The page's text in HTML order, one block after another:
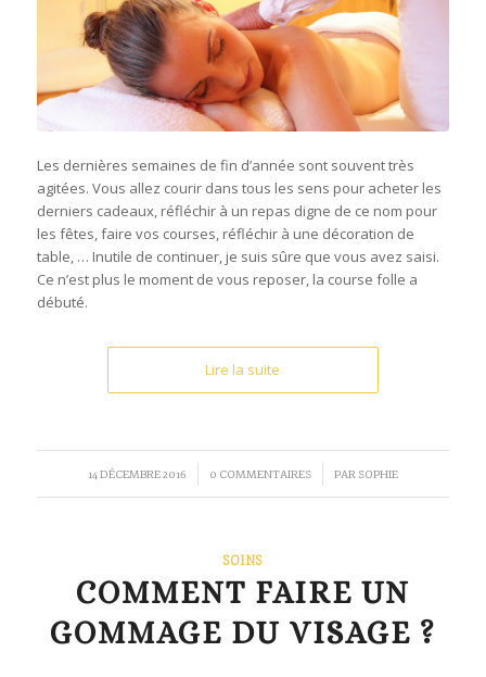
Les dernières semaines de fin d’année sont souvent très
agitées. Vous allez courir dans tous les sens pour acheter les
derniers cadeaux, réfléchir à un repas digne de ce nom pour
les fêtes, faire vos courses, réfléchir à une décoration de
table, … Inutile de continuer, je suis sûre que vous avez saisi.
Ce n’est plus le moment de vous reposer, la course folle a
débuté.
Lire la suite
14 DÉCEMBRE 2016
/ 0 COMMENTAIRES
/ PAR SOPHIE
SOINS
COMMENT FAIRE UN
GOMMAGE DU VISAGE ?